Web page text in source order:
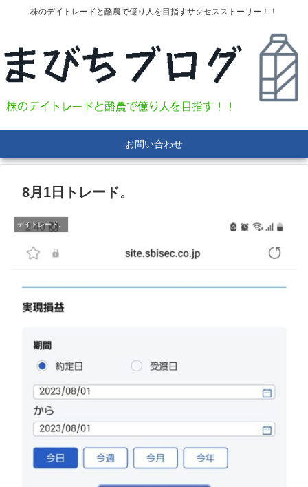
株のデイトレードと酪農で億り人を目指すサクセスストーリー！！
お問い合わせ
8月1日トレード。
デイトレード。